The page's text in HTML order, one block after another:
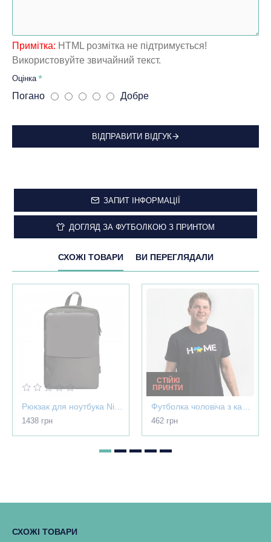
Примітка: HTML розмітка не підтримується!
Використовуйте звичайний текст.
Оцінка
Погано Добре
ВІДПРАВИТИ ВІДГУК
ЗАПИТ ІНФОРМАЦІЇ
ДОГЛЯД ЗА ФУТБОЛКОЮ З ПРИНТОМ
СХОЖІ ТОВАРИ ВИ ПЕРЕГЛЯДАЛИ
1438 грн
СТІЙКІ
ПРИНТИ
462 грн
СХОЖІ ТОВАРИ